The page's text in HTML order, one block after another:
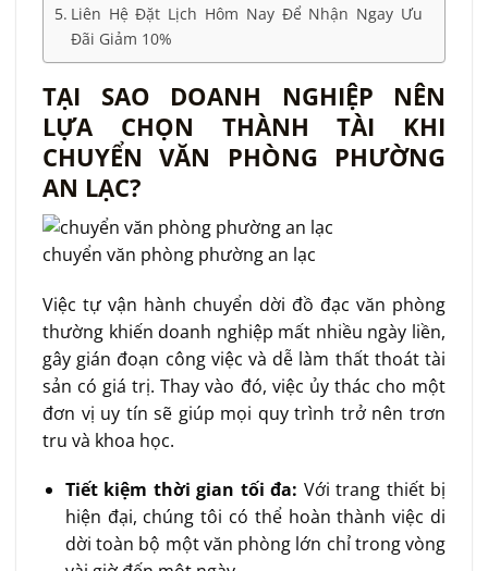
Liên Hệ Đặt Lịch Hôm Nay Để Nhận Ngay Ưu
Đãi Giảm 10%
TẠI SAO DOANH NGHIỆP NÊN
LỰA CHỌN THÀNH TÀI KHI
CHUYỂN VĂN PHÒNG PHƯỜNG
AN LẠC?
chuyển văn phòng phường an lạc
Việc tự vận hành chuyển dời đồ đạc văn phòng
thường khiến doanh nghiệp mất nhiều ngày liền,
gây gián đoạn công việc và dễ làm thất thoát tài
sản có giá trị. Thay vào đó, việc ủy thác cho một
đơn vị uy tín sẽ giúp mọi quy trình trở nên trơn
tru và khoa học.
Tiết kiệm thời gian tối đa: Với trang thiết bị
hiện đại, chúng tôi có thể hoàn thành việc di
dời toàn bộ một văn phòng lớn chỉ trong vòng